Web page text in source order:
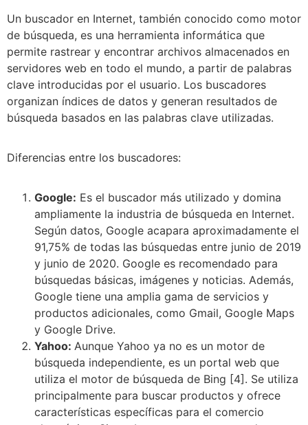
Un buscador en Internet, también conocido como motor
de búsqueda, es una herramienta informática que
permite rastrear y encontrar archivos almacenados en
servidores web en todo el mundo, a partir de palabras
clave introducidas por el usuario. Los buscadores
organizan índices de datos y generan resultados de
búsqueda basados en las palabras clave utilizadas.
Diferencias entre los buscadores:
Google: Es el buscador más utilizado y domina
ampliamente la industria de búsqueda en Internet.
Según datos, Google acapara aproximadamente el
91,75% de todas las búsquedas entre junio de 2019
y junio de 2020. Google es recomendado para
búsquedas básicas, imágenes y noticias. Además,
Google tiene una amplia gama de servicios y
productos adicionales, como Gmail, Google Maps
y Google Drive.
Yahoo: Aunque Yahoo ya no es un motor de
búsqueda independiente, es un portal web que
utiliza el motor de búsqueda de Bing [4]. Se utiliza
principalmente para buscar productos y ofrece
características específicas para el comercio